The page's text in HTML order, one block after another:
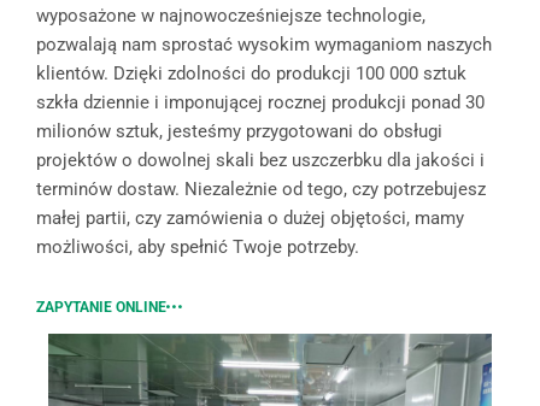
wyposażone w najnowocześniejsze technologie,
pozwalają nam sprostać wysokim wymaganiom naszych
klientów. Dzięki zdolności do produkcji 100 000 sztuk
szkła dziennie i imponującej rocznej produkcji ponad 30
milionów sztuk, jesteśmy przygotowani do obsługi
projektów o dowolnej skali bez uszczerbku dla jakości i
terminów dostaw. Niezależnie od tego, czy potrzebujesz
małej partii, czy zamówienia o dużej objętości, mamy
możliwości, aby spełnić Twoje potrzeby.
ZAPYTANIE ONLINE